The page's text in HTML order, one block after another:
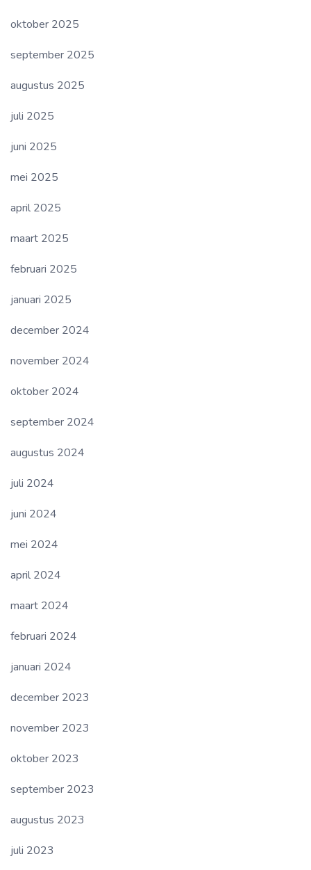
oktober 2025
september 2025
augustus 2025
juli 2025
juni 2025
mei 2025
april 2025
maart 2025
februari 2025
januari 2025
december 2024
november 2024
oktober 2024
september 2024
augustus 2024
juli 2024
juni 2024
mei 2024
april 2024
maart 2024
februari 2024
januari 2024
december 2023
november 2023
oktober 2023
september 2023
augustus 2023
juli 2023